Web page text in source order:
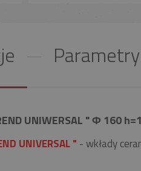
UNIWERSAL " Φ 160
UNIVERSAL " - wkłady